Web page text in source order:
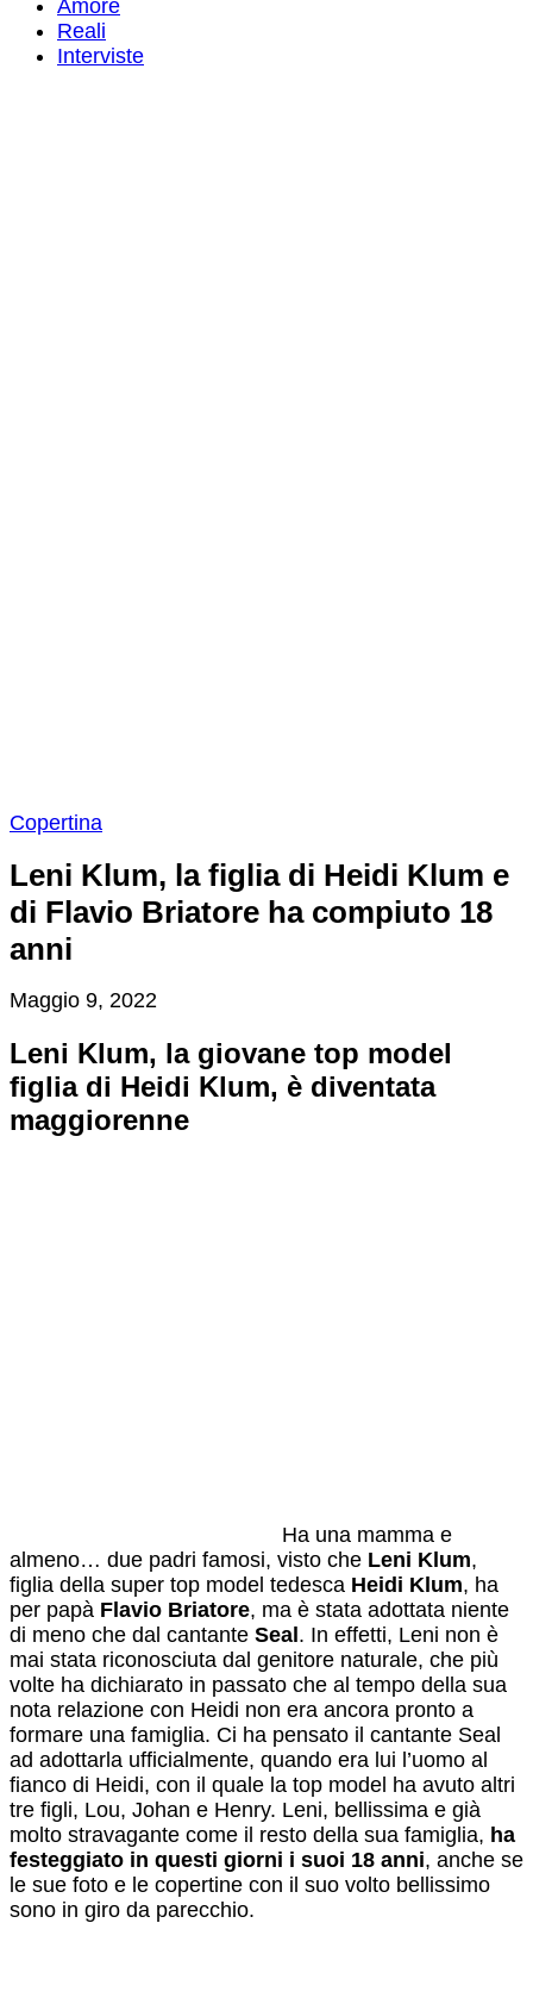
Amore
Reali
Interviste
Copertina
Leni Klum, la figlia di Heidi Klum e
di Flavio Briatore ha compiuto 18
anni
Maggio 9, 2022
Leni Klum, la giovane top model
figlia di Heidi Klum, è diventata
maggiorenne
Ha una mamma e
almeno… due padri famosi, visto che Leni Klum,
figlia della super top model tedesca Heidi Klum, ha
per papà Flavio Briatore, ma è stata adottata niente
di meno che dal cantante Seal. In effetti, Leni non è
mai stata riconosciuta dal genitore naturale, che più
volte ha dichiarato in passato che al tempo della sua
nota relazione con Heidi non era ancora pronto a
formare una famiglia. Ci ha pensato il cantante Seal
ad adottarla ufficialmente, quando era lui l’uomo al
fianco di Heidi, con il quale la top model ha avuto altri
tre figli, Lou, Johan e Henry. Leni, bellissima e già
molto stravagante come il resto della sua famiglia, ha
festeggiato in questi giorni i suoi 18 anni, anche se
le sue foto e le copertine con il suo volto bellissimo
sono in giro da parecchio.